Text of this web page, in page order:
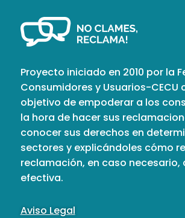
Proyecto iniciado en 2010 por la
Consumidores y Usuarios-CECU
objetivo de empoderar a los
la hora de hacer sus
conocer sus derechos en
sectores y explicándoles cómo
reclamación, en caso necesario,
efectiva.
Aviso Legal